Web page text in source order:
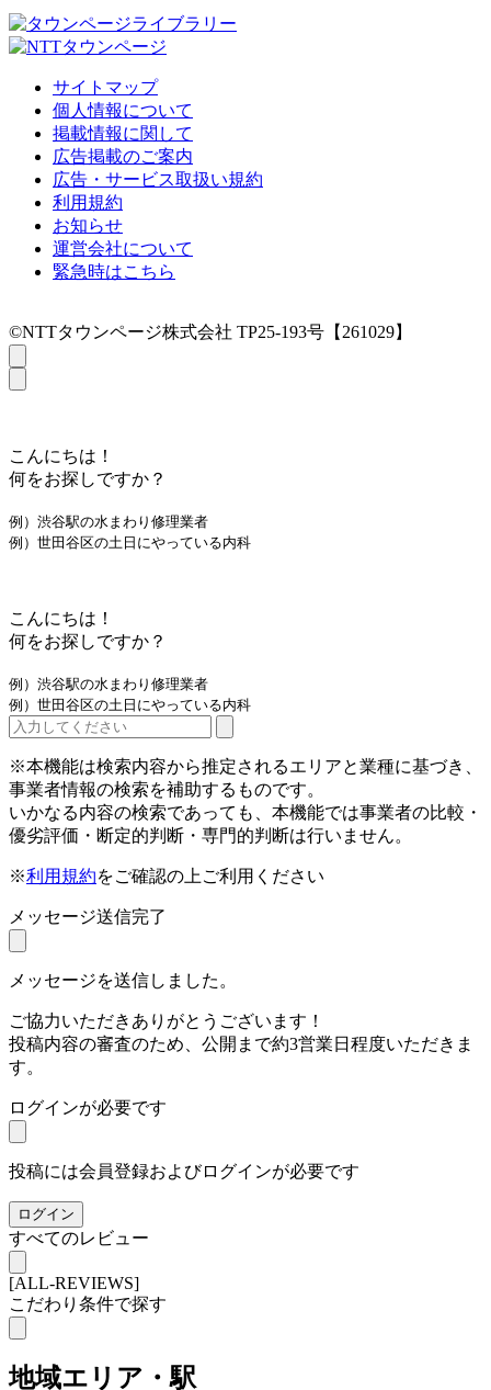
サイトマップ
個人情報について
掲載情報に関して
広告掲載のご案内
広告・サービス取扱い規約
利用規約
お知らせ
運営会社について
緊急時はこちら
©NTTタウンページ株式会社 TP25-193号【261029】
こんにちは！
何をお探しですか？
例）渋谷駅の水まわり修理業者
例）世田谷区の土日にやっている内科
こんにちは！
何をお探しですか？
例）渋谷駅の水まわり修理業者
例）世田谷区の土日にやっている内科
※本機能は検索内容から推定されるエリアと業種に基づき、
事業者情報の検索を補助するものです。
いかなる内容の検索であっても、本機能では事業者の比較・
優劣評価・断定的判断・専門的判断は行いません。
※利用規約をご確認の上ご利用ください
メッセージ送信完了
メッセージを送信しました。
ご協力いただきありがとうございます！
投稿内容の審査のため、公開まで約3営業日程度いただきま
す。
ログインが必要です
投稿には会員登録およびログインが必要です
ログイン
すべてのレビュー
[ALL-REVIEWS]
こだわり条件で探す
地域エリア・駅